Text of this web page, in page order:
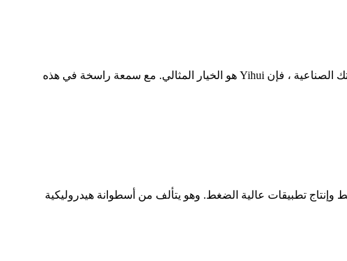
من أين تشتري مطبعة هيدروليكية؟ إذا كنت تبحث عن مكان شراء مطبعة هيدروليكية موثوقة وعالية الأداء لتلبية احتياجاتك الصناعية ، فإن Yihui هو الخيار المثالي. مع سمعة راسخة في هذه
وإنتاج تطبيقات عالية الضغط. وهو يتألف من أسطوانة هيدروليكية